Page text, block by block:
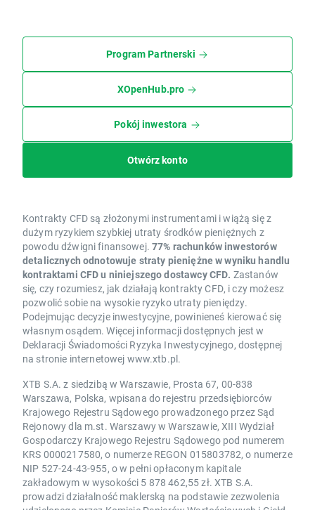
Program Partnerski
XOpenHub.pro
Pokój inwestora
Otwórz konto
Kontrakty CFD są złożonymi instrumentami i wiążą się z
dużym ryzykiem szybkiej utraty środków pieniężnych z
powodu dźwigni finansowej. 77% rachunków inwestorów
detalicznych odnotowuje straty pieniężne w wyniku handlu
kontraktami CFD u niniejszego dostawcy CFD. Zastanów
się, czy rozumiesz, jak działają kontrakty CFD, i czy możesz
pozwolić sobie na wysokie ryzyko utraty pieniędzy.
Podejmując decyzje inwestycyjne, powinieneś kierować się
własnym osądem. Więcej informacji dostępnych jest w
Deklaracji Świadomości Ryzyka Inwestycyjnego, dostępnej
na stronie internetowej www.xtb.pl.
XTB S.A. z siedzibą w Warszawie, Prosta 67, 00-838
Warszawa, Polska, wpisana do rejestru przedsiębiorców
Krajowego Rejestru Sądowego prowadzonego przez Sąd
Rejonowy dla m.st. Warszawy w Warszawie, XIII Wydział
Gospodarczy Krajowego Rejestru Sądowego pod numerem
KRS 0000217580, o numerze REGON 015803782, o numerze
NIP 527-24-43-955, o w pełni opłaconym kapitale
zakładowym w wysokości 5 878 462,55 zł. XTB S.A.
prowadzi działalność maklerską na podstawie zezwolenia